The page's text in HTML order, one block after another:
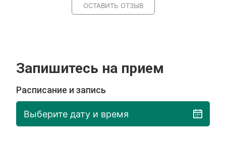
ОСТАВИТЬ ОТЗЫВ
Запишитесь на прием
Расписание и запись
Выберите дату и время